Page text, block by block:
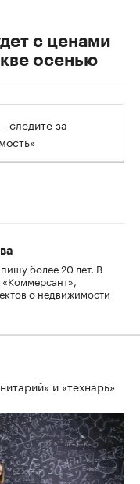
с ценами
осенью
следите за
более 20 лет. В
о недвижимости
и «технарь»